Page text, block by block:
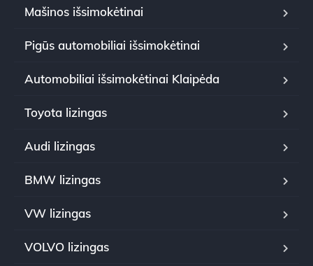
Mašinos išsimokėtinai
Pigūs automobiliai išsimokėtinai
Automobiliai išsimokėtinai Klaipėda
Toyota lizingas
Audi lizingas
BMW lizingas
VW lizingas
VOLVO lizingas